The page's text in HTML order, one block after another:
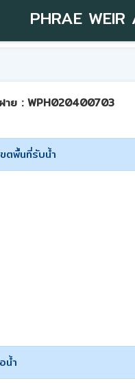
PHRAE WEIR
าย : WPH020400703
ตพื้นที่รับน้ำ
น้ำ